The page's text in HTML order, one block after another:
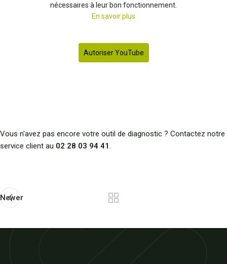
nécessaires à leur bon fonctionnement.
En savoir plus
Autoriser YouTube
Vous n'avez pas encore votre outil de diagnostic ? Contactez notre
service client au 02 28 03 94 41.
Newer